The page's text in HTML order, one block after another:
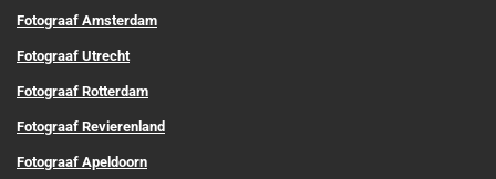
Fotograaf Amsterdam
Fotograaf Utrecht
Fotograaf Rotterdam
Fotograaf Revierenland
Fotograaf Apeldoorn